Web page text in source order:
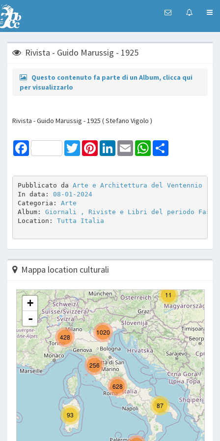
Rivista - Guido Marussig - 1925
Questo contenuto fa parte di un Album, clicca qui
per visualizzarlo
Rivista - Guido Marussig - 1925 ( Stefano Vigolo )
Facebook TwitterPinterestLinkedInEmail WhatsApp
Pubblicato da Arte e Architettura del Ventennio
In data: 08-01-2024
Categoria: Arte
Album: Giornali , Riviste e Libri del periodo
Location: Tutta Italia
Mappa location culturali